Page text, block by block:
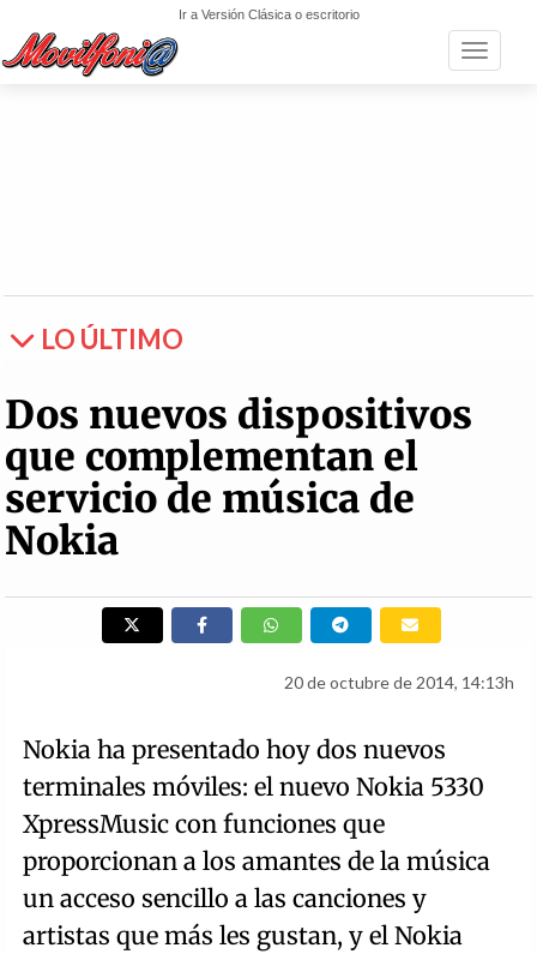
Ir a Versión Clásica o escritorio
Toggle
LO ÚLTIMO
Dos nuevos dispositivos
que complementan el
servicio de música de
Nokia
20 de octubre de 2014, 14:13h
Nokia ha presentado hoy dos nuevos
terminales móviles: el nuevo Nokia 5330
XpressMusic con funciones que
proporcionan a los amantes de la música
un acceso sencillo a las canciones y
artistas que más les gustan, y el Nokia